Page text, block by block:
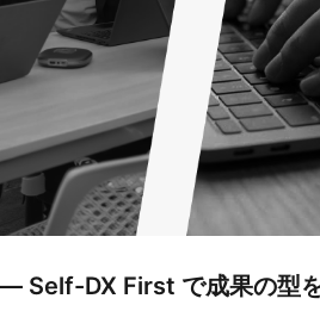
Self-DX First で成果の型